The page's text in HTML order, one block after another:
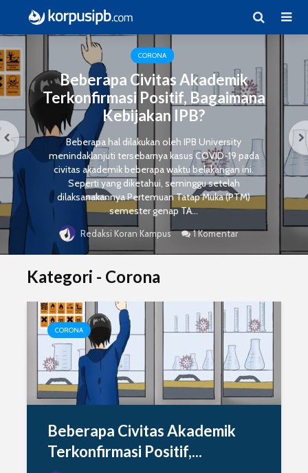
CORONA
Beberapa Civitas Akademik
Terkonfirmasi Positif, Bagaimana
Kebijakan IPB?
Beberapa hal dilakukan oleh IPB University
menindaklanjuti tersebarnya kasus COVID-19 pada
civitas akademik beberapa waktu belakangan ini.
Seperti yang diketahui, seminggu setelah
dilaksanakannya Pertemuan Tatap Muka (PTM)
semester genap TA...
Redaksi Koran Kampus 1 Komentar
Kategori - Corona
CORONA
Beberapa Civitas Akademik
Terkonfirmasi Positif,...